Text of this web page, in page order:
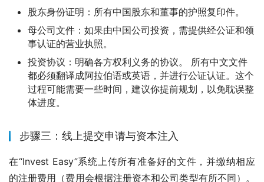
股东身份证明：所有中国股东和董事的护照复印件。
母公司文件：如果由中国公司投资，需提供经公证和领
事认证的营业执照。
投资协议：明确各方权利义务的协议。 所有中文文件
都必须翻译成阿拉伯语或英语，并进行公证认证。这个
过程可能需要一些时间，建议你提前规划，以免耽误整
体进度。
步骤三：线上提交申请与资本注入
在“Invest Easy”系统上传所有准备好的文件，并缴纳相应
的注册费用（费用会根据注册资本和公司类型有所不同）。